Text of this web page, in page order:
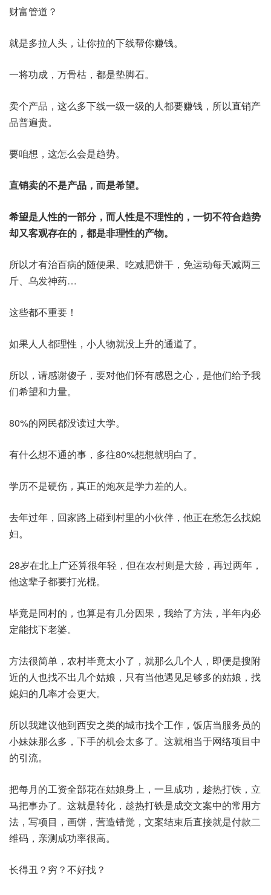
财富管道？
就是多拉人头，让你拉的下线帮你赚钱。
一将功成，万骨枯，都是垫脚石。
卖个产品，这么多下线一级一级的人都要赚钱，所以直销产
品普遍贵。
要咱想，这怎么会是趋势。
直销卖的不是产品，而是希望。
希望是人性的一部分，而人性是不理性的，一切不符合趋势
却又客观存在的，都是非理性的产物。
所以才有治百病的随便果、吃减肥饼干，免运动每天减两三
斤、乌发神药…
这些都不重要！
如果人人都理性，小人物就没上升的通道了。
所以，请感谢傻子，要对他们怀有感恩之心，是他们给予我
们希望和力量。
80%的网民都没读过大学。
有什么想不通的事，多往80%想想就明白了。
学历不是硬伤，真正的炮灰是学力差的人。
去年过年，回家路上碰到村里的小伙伴，他正在愁怎么找媳
妇。
28岁在北上广还算很年轻，但在农村则是大龄，再过两年，
他这辈子都要打光棍。
毕竟是同村的，也算是有几分因果，我给了方法，半年内必
定能找下老婆。
方法很简单，农村毕竟太小了，就那么几个人，即便是搜附
近的人也找不出几个姑娘，只有当他遇见足够多的姑娘，找
媳妇的几率才会更大。
所以我建议他到西安之类的城市找个工作，饭店当服务员的
小妹妹那么多，下手的机会太多了。这就相当于网络项目中
的引流。
把每月的工资全部花在姑娘身上，一旦成功，趁热打铁，立
马把事办了。这就是转化，趁热打铁是成交文案中的常用方
法，写项目，画饼，营造错觉，文案结束后直接就是付款二
维码，亲测成功率很高。
长得丑？穷？不好找？